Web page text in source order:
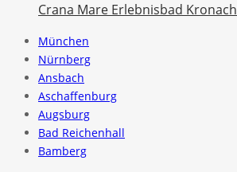
Crana Mare Erlebnisbad Kronach
München
Nürnberg
Ansbach
Aschaffenburg
Augsburg
Bad Reichenhall
Bamberg